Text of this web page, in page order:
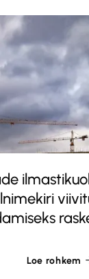
Loe rohkem